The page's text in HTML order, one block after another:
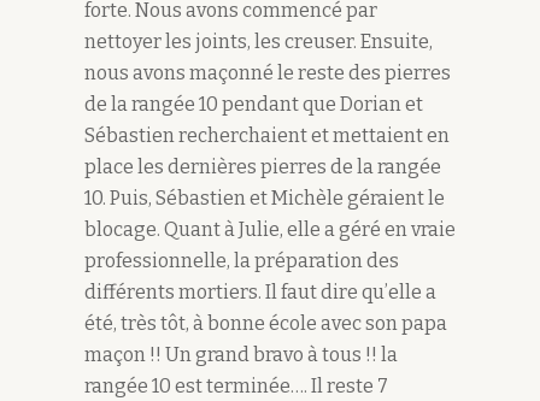
forte. Nous avons commencé par
nettoyer les joints, les creuser. Ensuite,
nous avons maçonné le reste des pierres
de la rangée 10 pendant que Dorian et
Sébastien recherchaient et mettaient en
place les dernières pierres de la rangée
10. Puis, Sébastien et Michèle géraient le
blocage. Quant à Julie, elle a géré en vraie
professionnelle, la préparation des
différents mortiers. Il faut dire qu’elle a
été, très tôt, à bonne école avec son papa
maçon !! Un grand bravo à tous !! la
rangée 10 est terminée…. Il reste 7